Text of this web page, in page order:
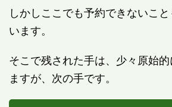
しかしここでも予約できないこ
います。
そこで残された手は、少々原始
ますが、次の手です。